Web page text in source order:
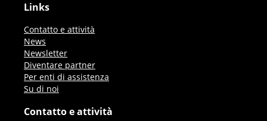
Links
Contatto e attività
News
Newsletter
Diventare partner
Per enti di assistenza
Su di noi
Contatto e attività